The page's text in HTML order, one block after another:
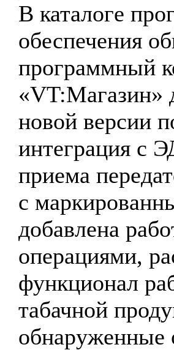
В каталоге
обеспечения
программный
«VT:Магазин»
новой версии
интеграция с
приема
с
добавлена
операциями,
функционал
табачной
обнаруженные